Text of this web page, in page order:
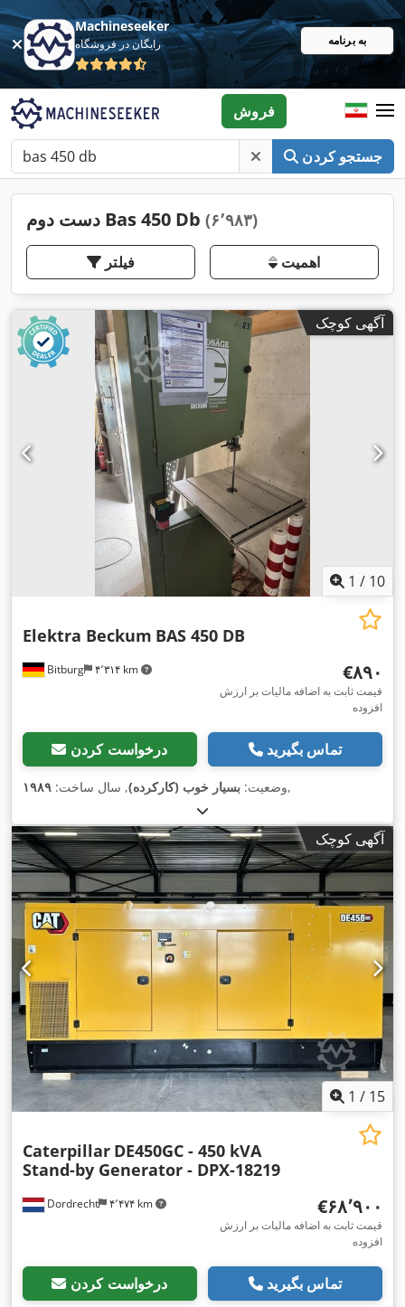
Machineseeker
رایگان در فروشگاه به برنامه
جستجو کردن
فروش
دست دوم Bas 450 Db (۶٬۹۸۳)
فیلتر اهمیت
آگهی کوچک
1 / 10
Bitburg ۴٬۳۱۴ km
Elektra Beckum BAS 450 DB
‎€۸۹۰
قیمت ثابت به اضافه مالیات بر ارزش
افزوده
درخواست کردن تماس بگیرید
وضعیت: بسیار خوب (کارکرده), سال ساخت: ۱۹۸۹ ,
آگهی کوچک
1 / 15
Dordrecht ۴٬۴۷۴ km
Caterpillar DE450GC - 450 kVA
Stand-by Generator - DPX-18219
‎€۶۸٬۹۰۰
قیمت ثابت به اضافه مالیات بر ارزش
افزوده
درخواست کردن تماس بگیرید